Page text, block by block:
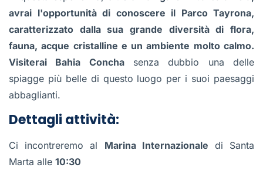
avrai l'opportunità di conoscere il Parco Tayrona,
caratterizzato dalla sua grande diversità di flora,
fauna, acque cristalline e un ambiente molto calmo.
Visiterai Bahia Conchasenza dubbio una delle
spiagge più belle di questo luogo per i suoi paesaggi
abbaglianti.
Dettagli attività:
Ci incontreremo al Marina Internazionale di Santa
Marta alle 10:30